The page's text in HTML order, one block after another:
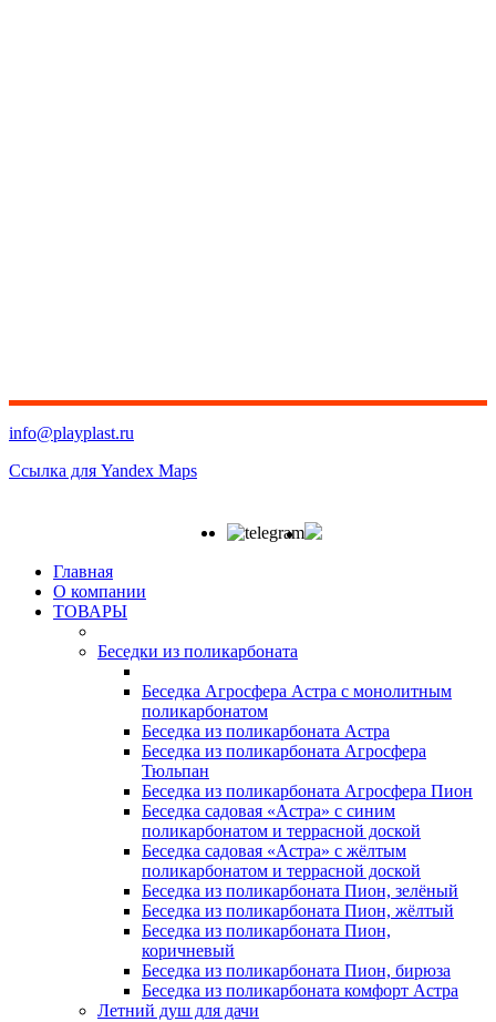
info@playplast.ru
Ссылка для Yandex Maps
Главная
О компании
ТОВАРЫ
Беседки из поликарбоната
Беседка Агросфера Астра с монолитным
поликарбонатом
Беседка из поликарбоната Астра
Беседка из поликарбоната Агросфера
Тюльпан
Беседка из поликарбоната Агросфера Пион
Беседка садовая «Астра» с синим
поликарбонатом и террасной доской
Беседка садовая «Астра» с жёлтым
поликарбонатом и террасной доской
Беседка из поликарбоната Пион, зелёный
Беседка из поликарбоната Пион, жёлтый
Беседка из поликарбоната Пион,
коричневый
Беседка из поликарбоната Пион, бирюза
Беседка из поликарбоната комфорт Астра
Летний душ для дачи